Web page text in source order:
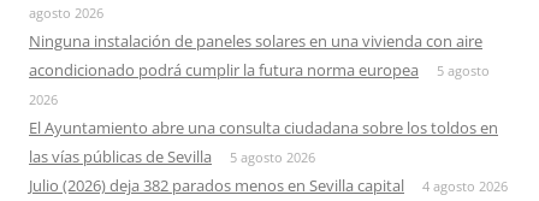
agosto 2026
Ninguna instalación de paneles solares en una vivienda con aire
acondicionado podrá cumplir la futura norma europea
5 agosto
2026
El Ayuntamiento abre una consulta ciudadana sobre los toldos en
las vías públicas de Sevilla
5 agosto 2026
Julio (2026) deja 382 parados menos en Sevilla capital 4 agosto 2026